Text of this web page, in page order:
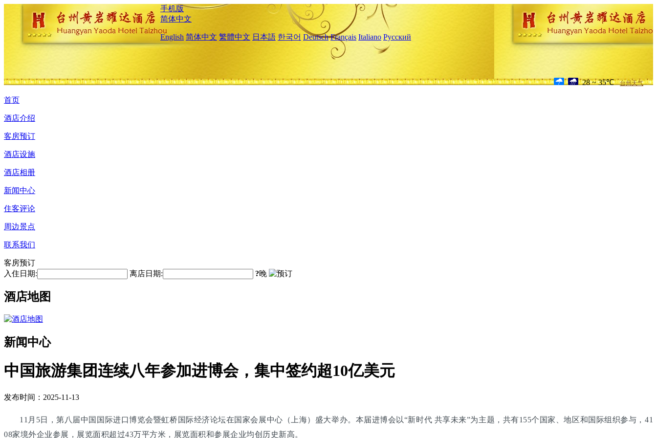
手机版
简体中文
English 简体中文 繁體中文 日本語 한국어 Deutsch Français Italiano Русский
28 ~ 35℃ 台州天气
首页
酒店介绍
客房预订
酒店设施
酒店相册
新闻中心
住客评论
周边景点
联系我们
客房预订
入住日期:
离店日期: ?晚
酒店地图
新闻中心
中国旅游集团连续八年参加进博会，集中签约超10亿美元
发布时间：2025-11-13
11月5日，第八届中国国际进口博览会暨虹桥国际经济论坛在国家会展中心（上海）盛大举办。本届进博会以“新时代 共享未来”为主题，共有155个国家、地区和国际组织参与，41
08家境外企业参展，展览面积超过43万平方米，展览面积和参展企业均创历史新高。